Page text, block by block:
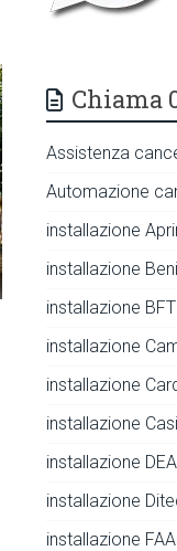
Chiama
Assistenza
Automazione
installazione
installazione
installazione
installazione
installazione
installazione
installazione
installazione
installazione